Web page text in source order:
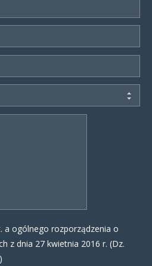
a ogólnego rozporządzenia o
z dnia 27 kwietnia 2016 r. (Dz.